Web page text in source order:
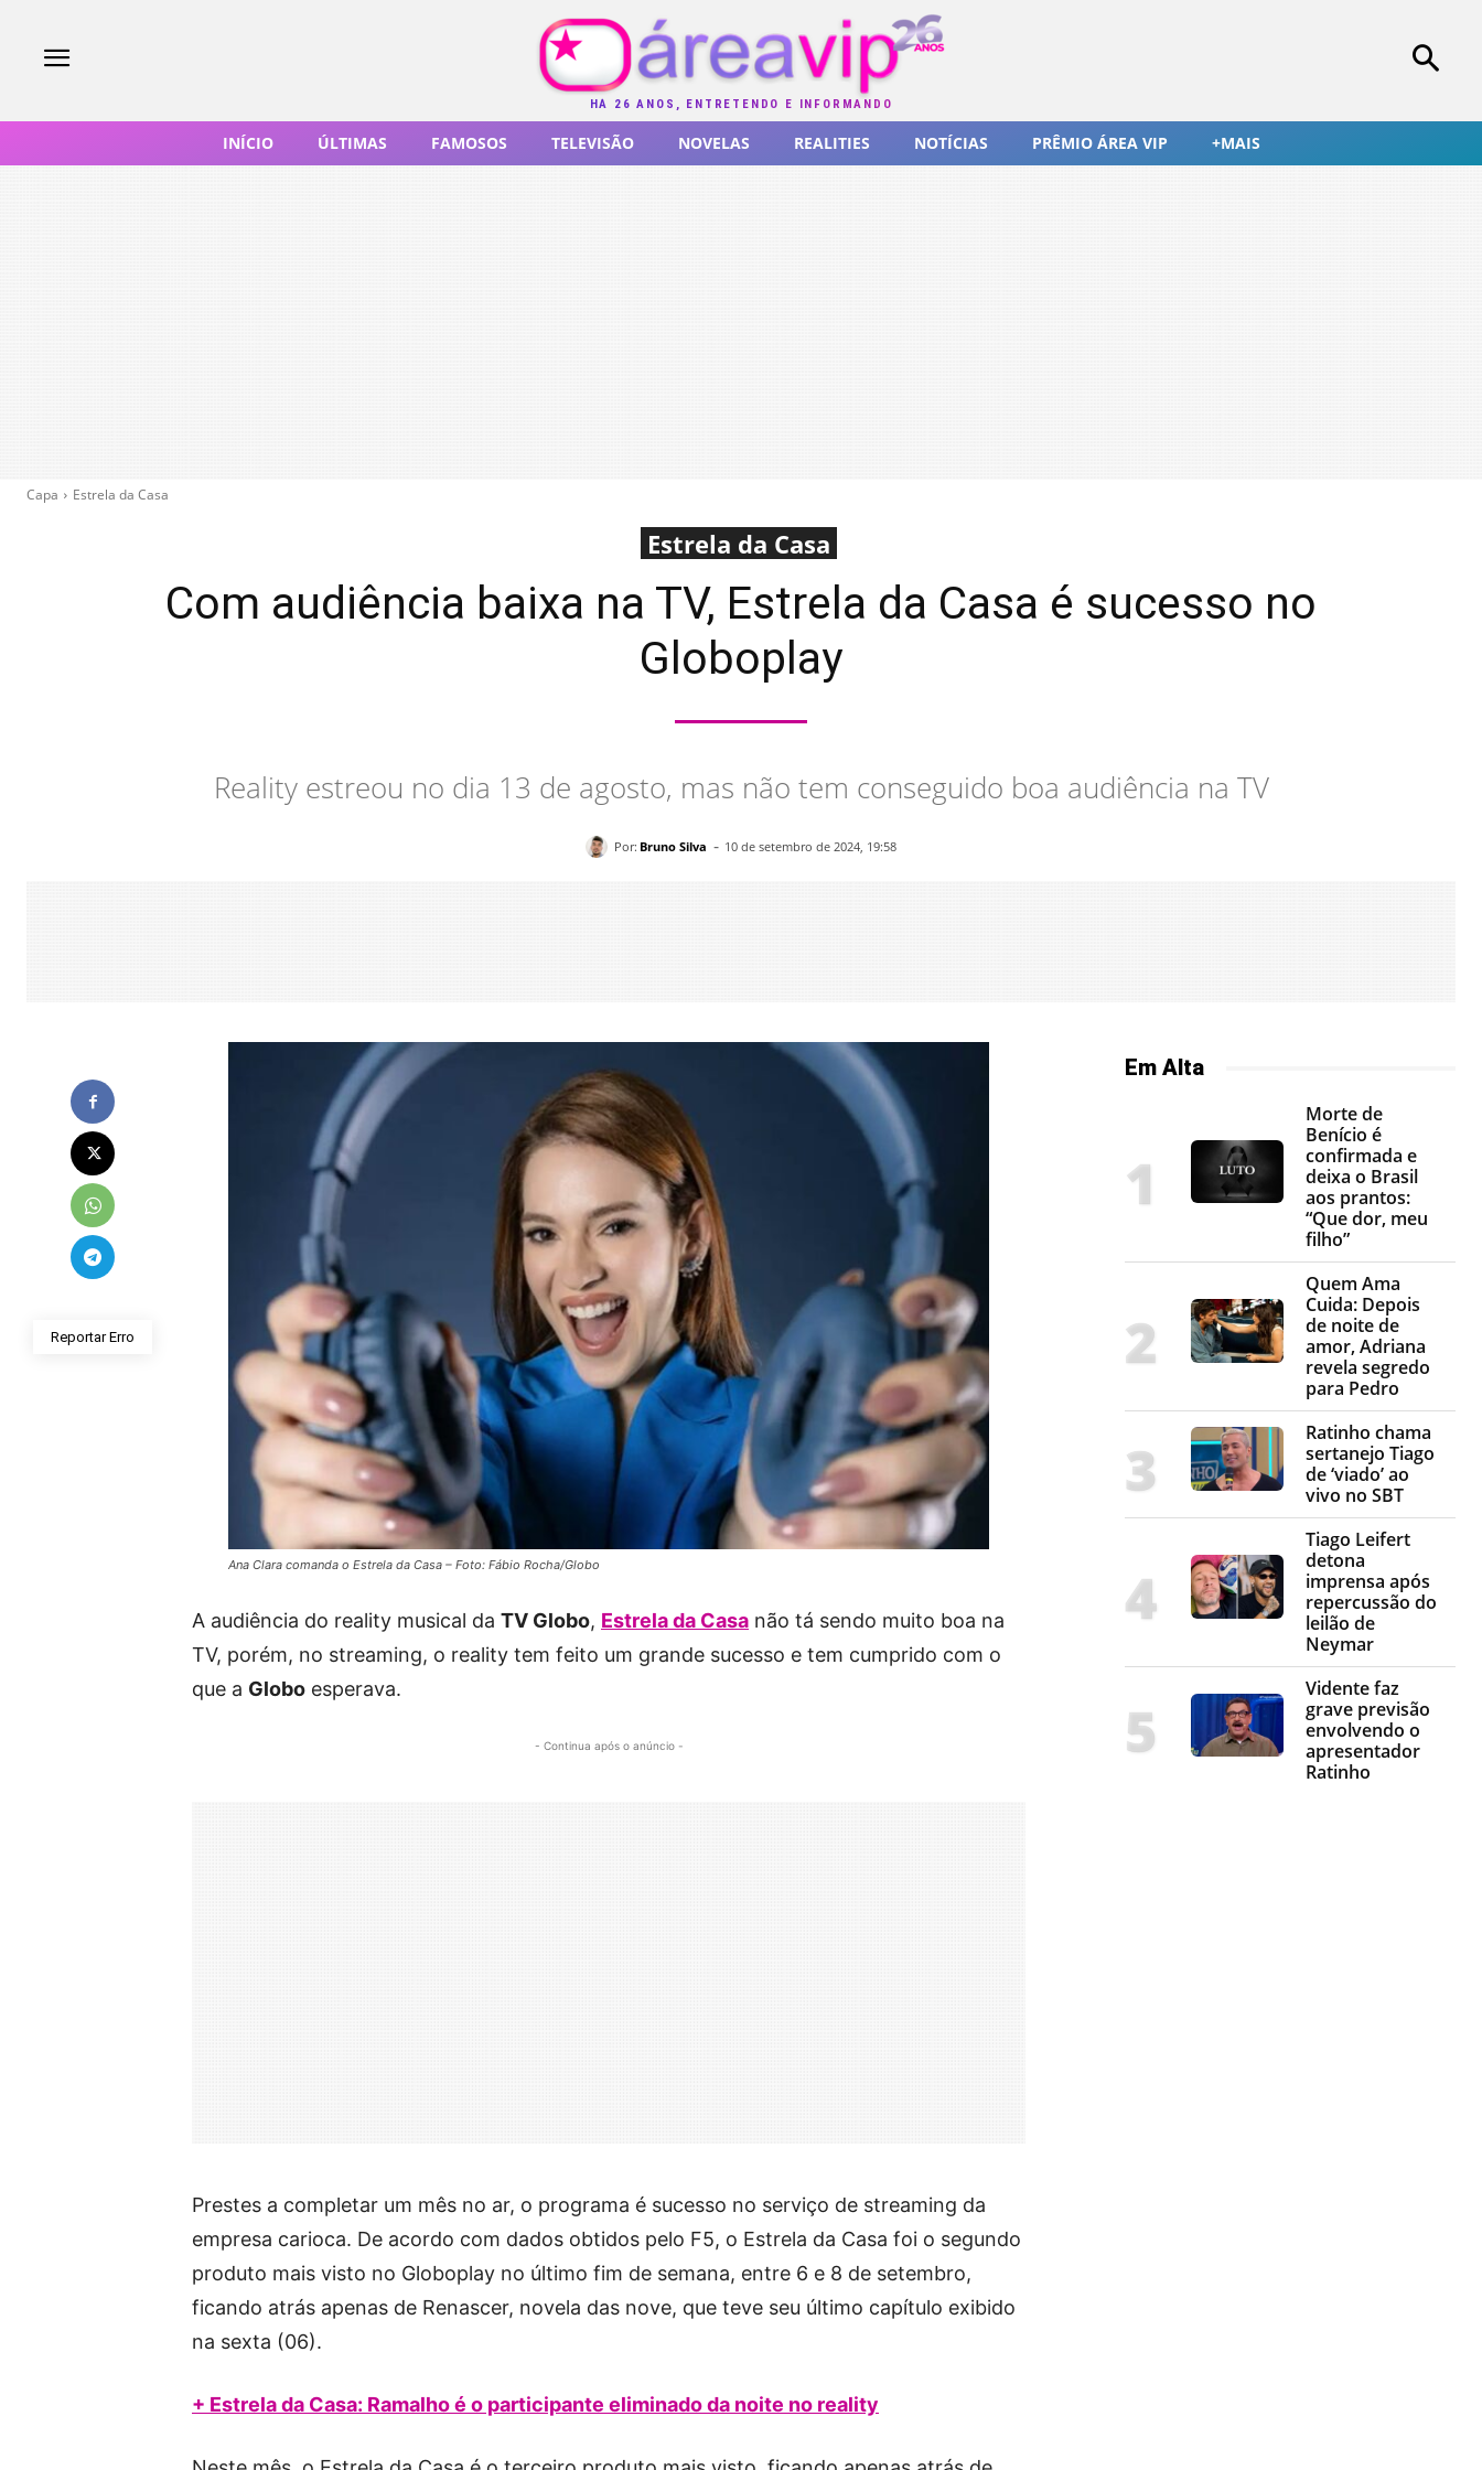
HÁ 26 ANOS, ENTRETENDO E INFORMANDO
INÍCIO ÚLTIMAS FAMOSOS TELEVISÃO NOVELAS REALITIES NOTÍCIAS PRÊMIO ÁREA VIP +MAIS
Capa Estrela da Casa
Estrela da Casa
Com audiência baixa na TV, Estrela da Casa é sucesso no
Globoplay
Reality estreou no dia 13 de agosto, mas não tem conseguido boa audiência na TV
Por: Bruno Silva - 10 de setembro de 2024, 19:58
Reportar Erro
Ana Clara comanda o Estrela da Casa – Foto: Fábio Rocha/Globo
A audiência do reality musical da TV Globo, Estrela da Casa não tá sendo muito boa na
TV, porém, no streaming, o reality tem feito um grande sucesso e tem cumprido com o
que a Globo esperava.
- Continua após o anúncio -
Prestes a completar um mês no ar, o programa é sucesso no serviço de streaming da
empresa carioca. De acordo com dados obtidos pelo F5, o Estrela da Casa foi o segundo
produto mais visto no Globoplay no último fim de semana, entre 6 e 8 de setembro,
ficando atrás apenas de Renascer, novela das nove, que teve seu último capítulo exibido
na sexta (06).
+ Estrela da Casa: Ramalho é o participante eliminado da noite no reality
Em Alta
Morte de
Benício é
confirmada e
deixa o Brasil
aos prantos:
“Que dor, meu
filho”
Quem Ama
Cuida: Depois
de noite de
amor, Adriana
revela segredo
para Pedro
Ratinho chama
sertanejo Tiago
de ‘viado’ ao
vivo no SBT
Tiago Leifert
detona
imprensa após
repercussão do
leilão de
Neymar
Vidente faz
grave previsão
envolvendo o
apresentador
Ratinho